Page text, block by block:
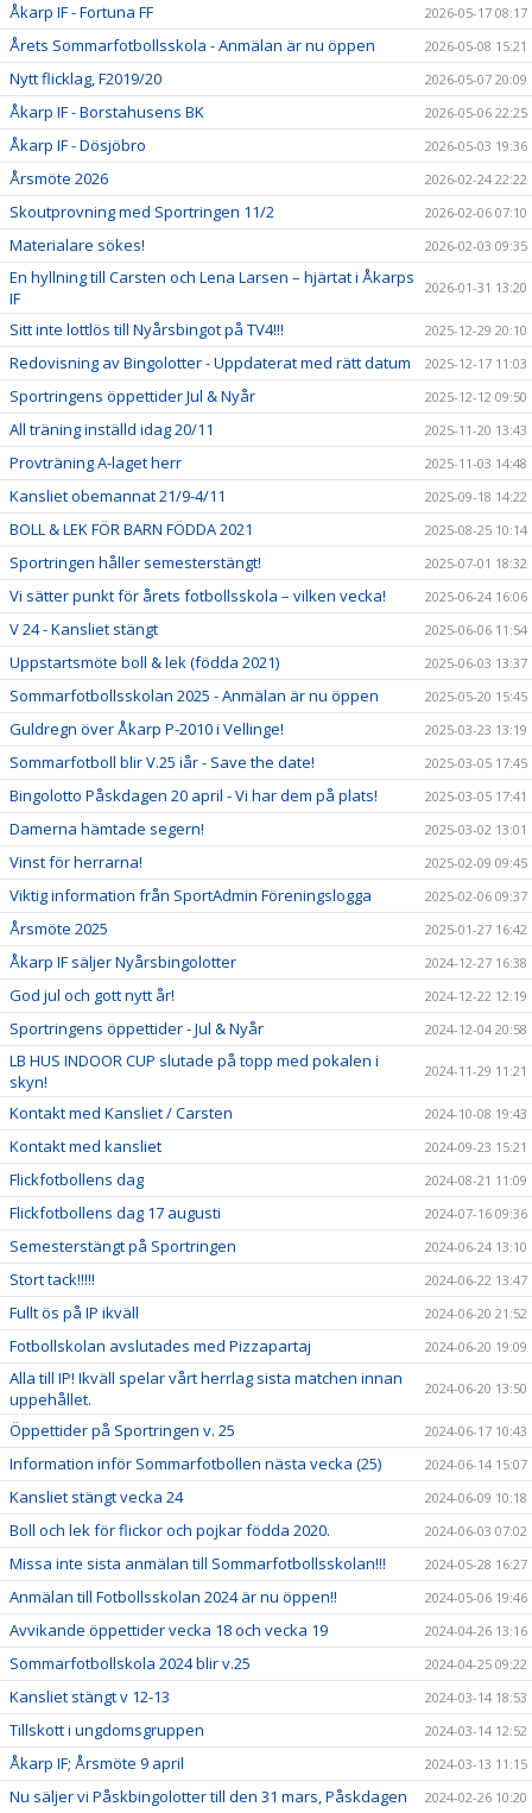
Åkarp IF - Fortuna FF 2026-05-17 08:17
Årets Sommarfotbollsskola - Anmälan är nu öppen 2026-05-08 15:21
Nytt flicklag, F2019/20 2026-05-07 20:09
Åkarp IF - Borstahusens BK 2026-05-06 22:25
Åkarp IF - Dösjöbro 2026-05-03 19:36
Årsmöte 2026 2026-02-24 22:22
Skoutprovning med Sportringen 11/2 2026-02-06 07:10
Materialare sökes! 2026-02-03 09:35
En hyllning till Carsten och Lena Larsen – hjärtat i Åkarps
IF
2026-01-31 13:20
Sitt inte lottlös till Nyårsbingot på TV4!!! 2025-12-29 20:10
Redovisning av Bingolotter - Uppdaterat med rätt datum 2025-12-17 11:03
Sportringens öppettider Jul & Nyår 2025-12-12 09:50
All träning inställd idag 20/11 2025-11-20 13:43
Provträning A-laget herr 2025-11-03 14:48
Kansliet obemannat 21/9-4/11 2025-09-18 14:22
BOLL & LEK FÖR BARN FÖDDA 2021 2025-08-25 10:14
Sportringen håller semesterstängt! 2025-07-01 18:32
Vi sätter punkt för årets fotbollsskola – vilken vecka! 2025-06-24 16:06
V 24 - Kansliet stängt 2025-06-06 11:54
Uppstartsmöte boll & lek (födda 2021) 2025-06-03 13:37
Sommarfotbollsskolan 2025 - Anmälan är nu öppen 2025-05-20 15:45
Guldregn över Åkarp P-2010 i Vellinge! 2025-03-23 13:19
Sommarfotboll blir V.25 iår - Save the date! 2025-03-05 17:45
Bingolotto Påskdagen 20 april - Vi har dem på plats! 2025-03-05 17:41
Damerna hämtade segern! 2025-03-02 13:01
Vinst för herrarna! 2025-02-09 09:45
Viktig information från SportAdmin Föreningslogga 2025-02-06 09:37
Årsmöte 2025 2025-01-27 16:42
Åkarp IF säljer Nyårsbingolotter 2024-12-27 16:38
God jul och gott nytt år! 2024-12-22 12:19
Sportringens öppettider - Jul & Nyår 2024-12-04 20:58
LB HUS INDOOR CUP slutade på topp med pokalen i
skyn!
2024-11-29 11:21
Kontakt med Kansliet / Carsten 2024-10-08 19:43
Kontakt med kansliet 2024-09-23 15:21
Flickfotbollens dag 2024-08-21 11:09
Flickfotbollens dag 17 augusti 2024-07-16 09:36
Semesterstängt på Sportringen 2024-06-24 13:10
Stort tack!!!!! 2024-06-22 13:47
Fullt ös på IP ikväll 2024-06-20 21:52
Fotbollskolan avslutades med Pizzapartaj 2024-06-20 19:09
Alla till IP! Ikväll spelar vårt herrlag sista matchen innan
uppehållet.
2024-06-20 13:50
Öppettider på Sportringen v. 25 2024-06-17 10:43
Information inför Sommarfotbollen nästa vecka (25) 2024-06-14 15:07
Kansliet stängt vecka 24 2024-06-09 10:18
Boll och lek för flickor och pojkar födda 2020. 2024-06-03 07:02
Missa inte sista anmälan till Sommarfotbollsskolan!!! 2024-05-28 16:27
Anmälan till Fotbollsskolan 2024 är nu öppen!! 2024-05-06 19:46
Avvikande öppettider vecka 18 och vecka 19 2024-04-26 13:16
Sommarfotbollskola 2024 blir v.25 2024-04-25 09:22
Kansliet stängt v 12-13 2024-03-14 18:53
Tillskott i ungdomsgruppen 2024-03-14 12:52
Åkarp IF; Årsmöte 9 april 2024-03-13 11:15
Nu säljer vi Påskbingolotter till den 31 mars, Påskdagen 2024-02-26 10:20